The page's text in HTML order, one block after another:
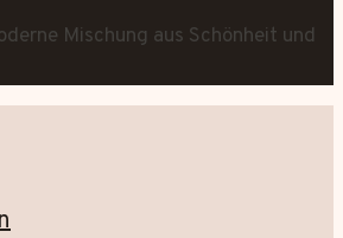
Mischung aus Schönheit und